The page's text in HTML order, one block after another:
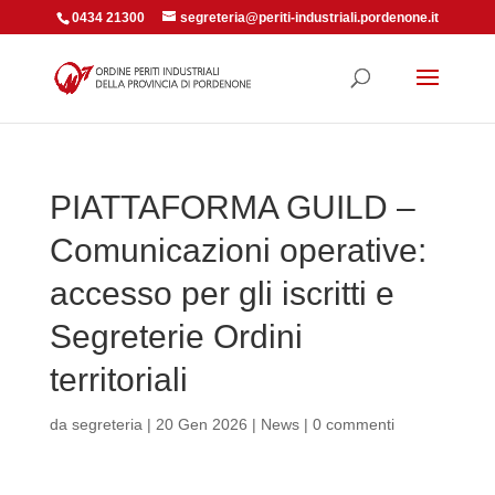
0434 21300 segreteria@periti-industriali.pordenone.it
PIATTAFORMA GUILD –
Comunicazioni operative:
accesso per gli iscritti e
Segreterie Ordini
territoriali
da segreteria | 20 Gen 2026 | News| 0 commenti